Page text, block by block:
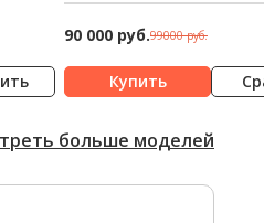
90 000 руб.99000 руб.
больше моделей